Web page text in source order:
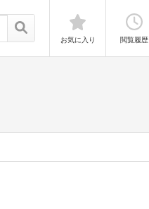
お気に入り 閲覧履歴